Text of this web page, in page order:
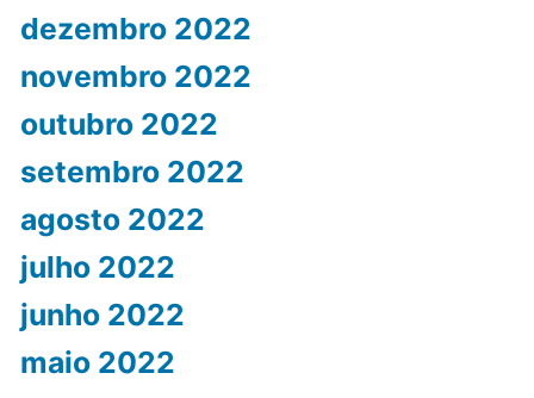
dezembro 2022
novembro 2022
outubro 2022
setembro 2022
agosto 2022
julho 2022
junho 2022
maio 2022